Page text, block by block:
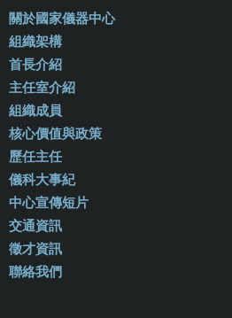
關於國家儀器中心
組織架構
首長介紹
主任室介紹
組織成員
核心價值與政策
歷任主任
儀科大事紀
中心宣傳短片
交通資訊
徵才資訊
聯絡我們